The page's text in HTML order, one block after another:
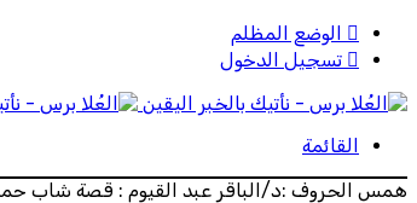
الوضع المظلم
تسجيل الدخول
القائمة
همس الحروف :د/الباقر عبد القيوم : قصة شاب